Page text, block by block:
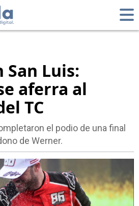
Luis:
aferra al
TC
el podio de una final
de Werner.